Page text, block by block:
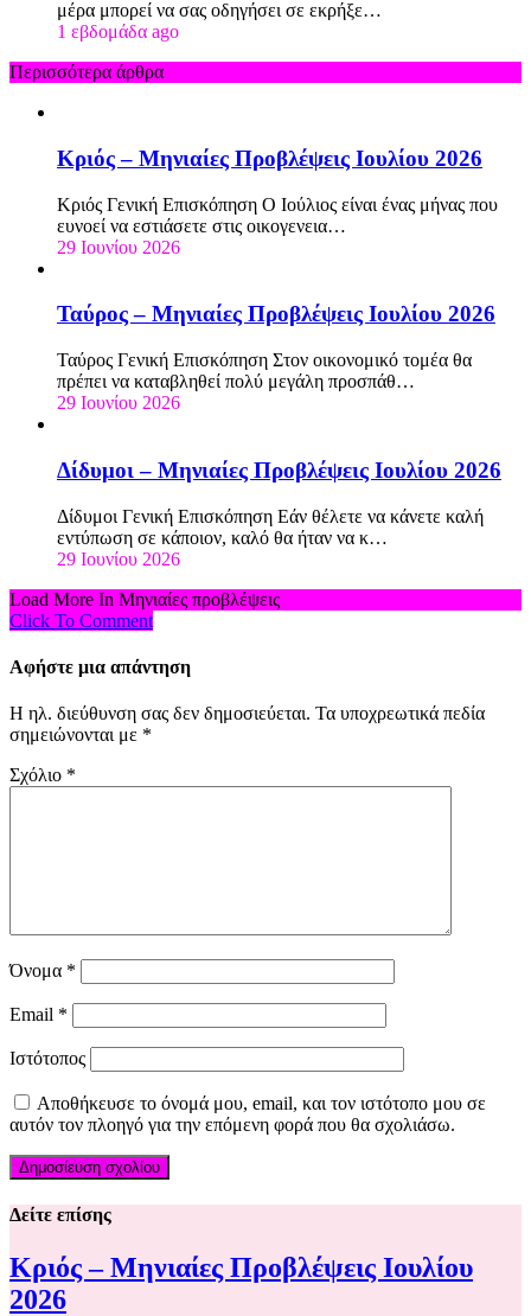
μέρα μπορεί να σας οδηγήσει σε εκρήξε…
1 εβδομάδα ago
Περισσότερα άρθρα
Κριός – Μηνιαίες Προβλέψεις Ιουλίου 2026
Κριός Γενική Επισκόπηση Ο Ιούλιος είναι ένας μήνας που
ευνοεί να εστιάσετε στις οικογενεια…
29 Ιουνίου 2026
Ταύρος – Μηνιαίες Προβλέψεις Ιουλίου 2026
Ταύρος Γενική Επισκόπηση Στον οικονομικό τομέα θα
πρέπει να καταβληθεί πολύ μεγάλη προσπάθ…
29 Ιουνίου 2026
Δίδυμοι – Μηνιαίες Προβλέψεις Ιουλίου 2026
Δίδυμοι Γενική Επισκόπηση Εάν θέλετε να κάνετε καλή
εντύπωση σε κάποιον, καλό θα ήταν να κ…
29 Ιουνίου 2026
Load More In Μηνιαίες προβλέψεις
Click To Comment
Αφήστε μια απάντηση
Η ηλ. διεύθυνση σας δεν δημοσιεύεται. Τα υποχρεωτικά πεδία
σημειώνονται με *
Σχόλιο *
Όνομα *
Email *
Ιστότοπος
Αποθήκευσε το όνομά μου, email, και τον ιστότοπο μου σε
αυτόν τον πλοηγό για την επόμενη φορά που θα σχολιάσω.
Δείτε επίσης
Κριός – Μηνιαίες Προβλέψεις Ιουλίου
2026